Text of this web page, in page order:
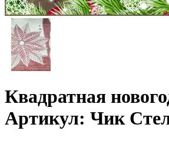
Квадратная
Артикул: Чик